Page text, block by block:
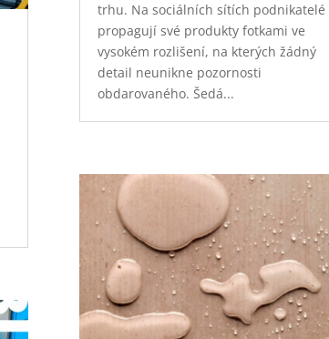
trhu. Na sociálních sítích podnikatelé
propagují své produkty fotkami ve
vysokém rozlišení, na kterých žádný
detail neunikne pozornosti
obdarovaného. Šedá...